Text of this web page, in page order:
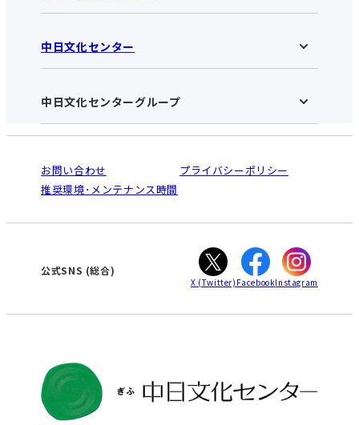
ぎふ中日文化センターHOME
お知らせ
アクセス･営業時間
お申し込みの流れ
入会と受講のご案内
中日文化センター
中日文化センターHOME
中日文化センターとは
受講規約・会員特典
ご利用ガイド
オンライン講座受講の手順
WEBサイトのよくある質問
中日文化センターグループ
南大高
犬山
高蔵寺
大垣
津
お問い合わせ
プライバシーポリシー
推奨環境･メンテナンス時間
公式SNS (総合)
X (Twitter) FacebookInstagram